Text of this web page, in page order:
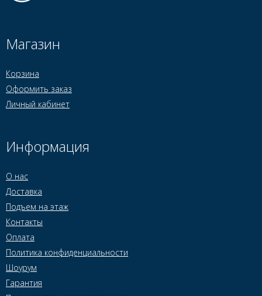
Магазин
Корзина
Оформить заказ
Личный кабинет
Информация
О нас
Доставка
Подъем на этаж
Контакты
Оплата
Политика конфиденциальности
Шоурум
Гарантия